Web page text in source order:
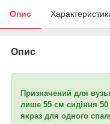
Опис
Опис
Призначений для
лише 55 см сидіння 50
якраз для одного